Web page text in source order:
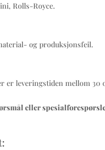
Rolls-Royce.
og produksjonsfeil.
er leveringstiden mellom 30
eller